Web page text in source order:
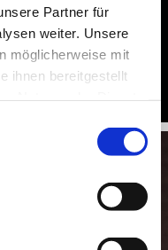
Partner für
weiter. Unsere
möglicherweise mit
ihnen bereitgestellt
der Gesamtwertung,
dritten Platz bei den
mit dem
auch an meine